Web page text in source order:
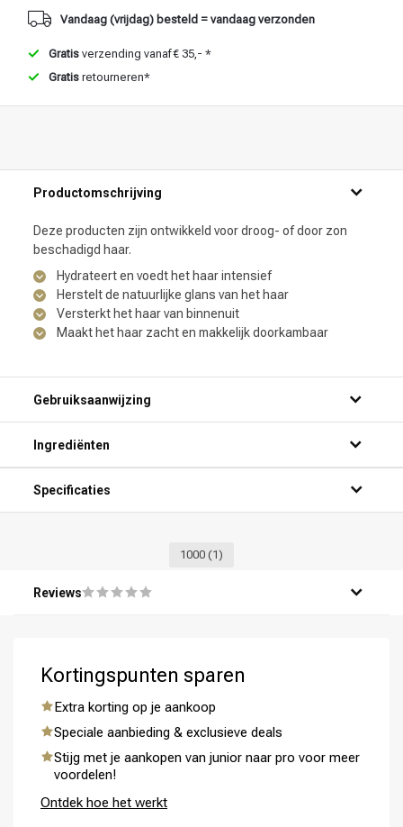
Vandaag (vrijdag) besteld = vandaag verzonden
Gratis verzending vanaf € 35,- *
Gratis retourneren*
Productomschrijving
Deze producten zijn ontwikkeld voor droog- of door zon
beschadigd haar.
Hydrateert en voedt het haar intensief
Herstelt de natuurlijke glans van het haar
Versterkt het haar van binnenuit
Maakt het haar zacht en makkelijk doorkambaar
Gebruiksaanwijzing
Ingrediënten
Specificaties
1000 (1)
Reviews
Kortingspunten sparen
Extra korting op je aankoop
Speciale aanbieding & exclusieve deals
Stijg met je aankopen van junior naar pro voor meer
voordelen!
Ontdek hoe het werkt